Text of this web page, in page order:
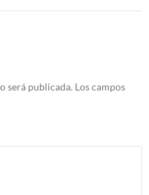
será publicada. Los campos